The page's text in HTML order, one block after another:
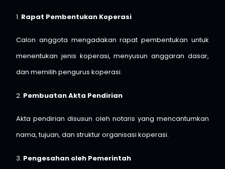
1. Rapat Pembentukan Koperasi
Calon anggota mengadakan rapat pembentukan untuk
menentukan jenis koperasi, menyusun anggaran dasar,
dan memilih pengurus koperasi.
2. Pembuatan Akta Pendirian
Akta pendirian disusun oleh notaris yang mencantumkan
nama, tujuan, dan struktur organisasi koperasi.
3. Pengesahan oleh Pemerintah